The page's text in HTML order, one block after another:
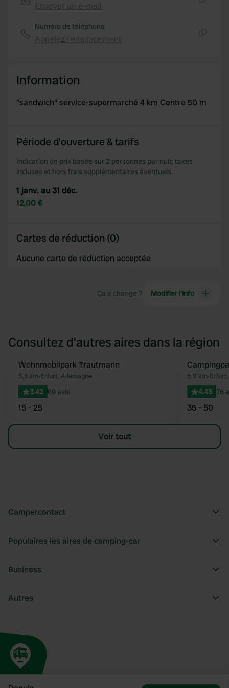
Numéro de téléphone
Information
"sandwich" service-supermarché 4 km Centre 50 m
Période d'ouverture & tarifs
Indication de prix basée sur 2 personnes par nuit, taxes
incluses et hors frais supplémentaires éventuels.
1 janv. au 31 déc.
12,00 €
Cartes de réduction (0)
Aucune carte de réduction acceptée
Ça a changé ? Modifier l’info
Consultez d'autres aires dans la région
Préféré
Wohnmobilpark Trautmann
5,8 km•Erfurt, Allemagne
3.42 69 avis
15 - 25
5,9 km•
4.43 76
35 - 50
Voir tout
Campercontact
Populaires les aires de camping-car
Business
Autres